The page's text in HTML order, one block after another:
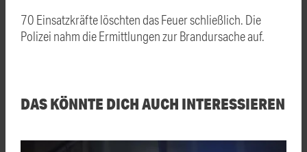
70 Einsatzkräfte löschten das Feuer schließlich. Die
Polizei nahm die Ermittlungen zur Brandursache auf.
DAS KÖNNTE DICH AUCH INTERESSIEREN